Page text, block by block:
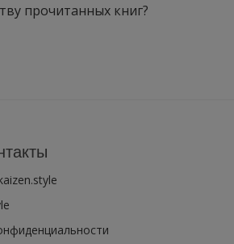
прочитанных книг?